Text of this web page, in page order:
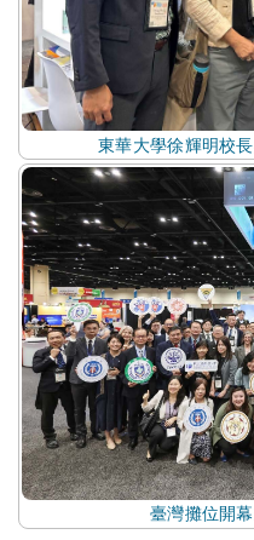
東華大學徐輝明校
臺灣攤位開